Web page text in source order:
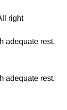
right
adequate rest.
adequate rest.